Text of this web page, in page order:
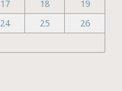
17 18
19
24 25
26